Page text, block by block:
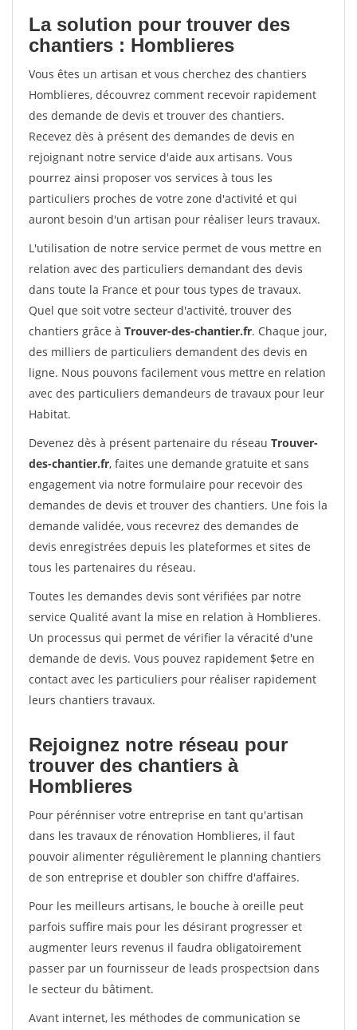
La solution pour trouver des
chantiers : Homblieres
Vous êtes un artisan et vous cherchez des chantiers
Homblieres, découvrez comment recevoir rapidement
des demande de devis et trouver des chantiers.
Recevez dès à présent des demandes de devis en
rejoignant notre service d'aide aux artisans. Vous
pourrez ainsi proposer vos services à tous les
particuliers proches de votre zone d'activité et qui
auront besoin d'un artisan pour réaliser leurs travaux.
L'utilisation de notre service permet de vous mettre en
relation avec des particuliers demandant des devis
dans toute la France et pour tous types de travaux.
Quel que soit votre secteur d'activité, trouver des
chantiers grâce à Trouver-des-chantier.fr. Chaque jour,
des milliers de particuliers demandent des devis en
ligne. Nous pouvons facilement vous mettre en relation
avec des particuliers demandeurs de travaux pour leur
Habitat.
Devenez dès à présent partenaire du réseau Trouver-
des-chantier.fr, faites une demande gratuite et sans
engagement via notre formulaire pour recevoir des
demandes de devis et trouver des chantiers. Une fois la
demande validée, vous recevrez des demandes de
devis enregistrées depuis les plateformes et sites de
tous les partenaires du réseau.
Toutes les demandes devis sont vérifiées par notre
service Qualité avant la mise en relation à Homblieres.
Un processus qui permet de vérifier la véracité d'une
demande de devis. Vous pouvez rapidement $etre en
contact avec les particuliers pour réaliser rapidement
leurs chantiers travaux.
Rejoignez notre réseau pour
trouver des chantiers à
Homblieres
Pour pérénniser votre entreprise en tant qu'artisan
dans les travaux de rénovation Homblieres, il faut
pouvoir alimenter régulièrement le planning chantiers
de son entreprise et doubler son chiffre d'affaires.
Pour les meilleurs artisans, le bouche à oreille peut
parfois suffire mais pour les désirant progresser et
augmenter leurs revenus il faudra obligatoirement
passer par un fournisseur de leads prospectsion dans
le secteur du bâtiment.
Avant internet, les méthodes de communication se